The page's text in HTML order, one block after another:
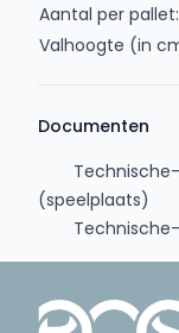
Aantal per pallet:
Valhoogte (in
Documenten
(speelplaats)